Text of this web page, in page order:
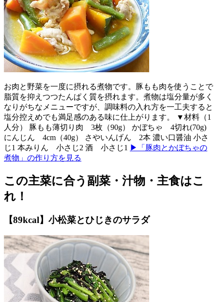
お肉と野菜を一度に摂れる煮物です。豚もも肉を使うことで
脂質を抑えつつたんぱく質を摂れます。煮物は塩分量が多く
なりがちなメニューですが、調味料の入れ方を一工夫すると
塩分控えめでも満足感のある味に仕上がります。 ▼材料（1
人分） 豚もも薄切り肉 3枚（90g） かぼちゃ 4切れ(70g)
にんじん 4cm（40g） さやいんげん 2本 濃い口醤油 小さ
じ1 本みりん 小さじ2 酒 小さじ1 ▶「豚肉とかぼちゃの
煮物」の作り方を見る
この主菜に合う副菜・汁物・主食はこ
れ！
【89kcal】小松菜とひじきのサラダ